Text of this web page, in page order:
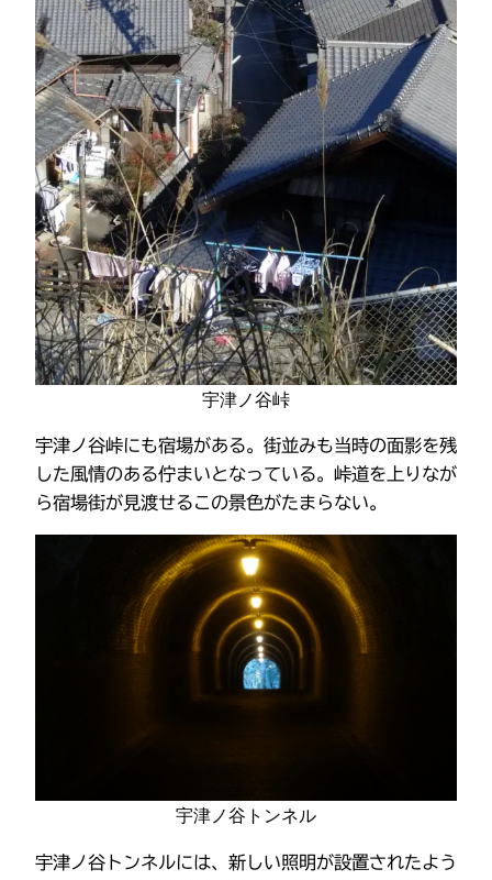
宇津ノ谷峠
宇津ノ谷峠にも宿場がある。街並みも当時の面影を残
した風情のある佇まいとなっている。峠道を上りなが
ら宿場街が見渡せるこの景色がたまらない。
宇津ノ谷トンネル
宇津ノ谷トンネルには、新しい照明が設置されたよう